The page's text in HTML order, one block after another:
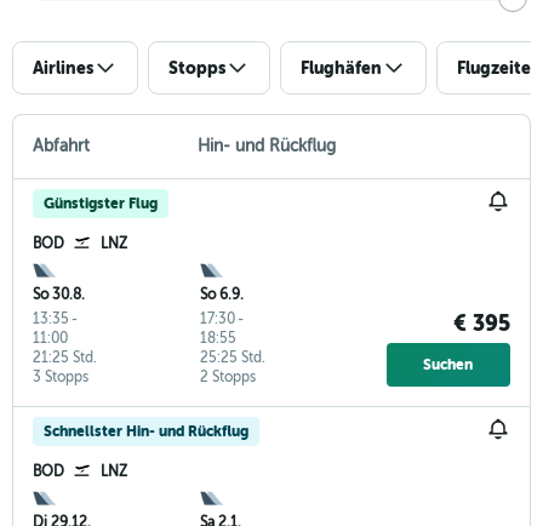
Airlines Stopps Flughäfen Flugzeiten
Abfahrt Hin- und Rückflug
Günstigster Flug
BOD LNZ
So 30.8.
13:35 -
11:00
3 Stopps
21:25 Std.
So 6.9.
17:30-
18:55
2 Stopps
25:25 Std.
€ 395
Suchen
Schnellster Hin- und Rückflug
BOD LNZ
Di 29.12. Sa 2.1.